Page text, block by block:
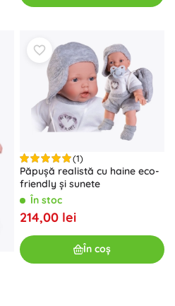
(1)
Păpușă realistă cu haine eco-
friendly și sunete
În stoc
214,00 lei
În coș